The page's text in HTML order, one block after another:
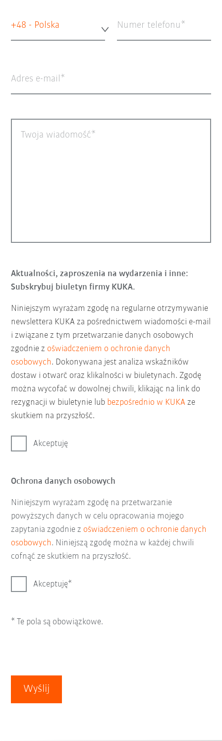
+48 - Polska Numer telefonu
Adres e-mail
Twoja wiadomość
Aktualności, zaproszenia na wydarzenia i inne:
Subskrybuj biuletyn firmy KUKA.
Niniejszym wyrażam zgodę na regularne otrzymywanie
newslettera KUKA za pośrednictwem wiadomości e-mail
i związane z tym przetwarzanie danych osobowych
zgodnie z oświadczeniem o ochronie danych
osobowych. Dokonywana jest analiza wskaźników
dostaw i otwarć oraz klikalności w biuletynach. Zgodę
można wycofać w dowolnej chwili, klikając na link do
rezygnacji w biuletynie lub bezpośrednio w KUKA ze
skutkiem na przyszłość.
Akceptuję
Ochrona danych osobowych
Niniejszym wyrażam zgodę na przetwarzanie
powyższych danych w celu opracowania mojego
zapytania zgodnie z oświadczeniem o ochronie danych
osobowych. Niniejszą zgodę można w każdej chwili
cofnąć ze skutkiem na przyszłość.
Akceptuję
* Te pola są obowiązkowe.
Wyślij